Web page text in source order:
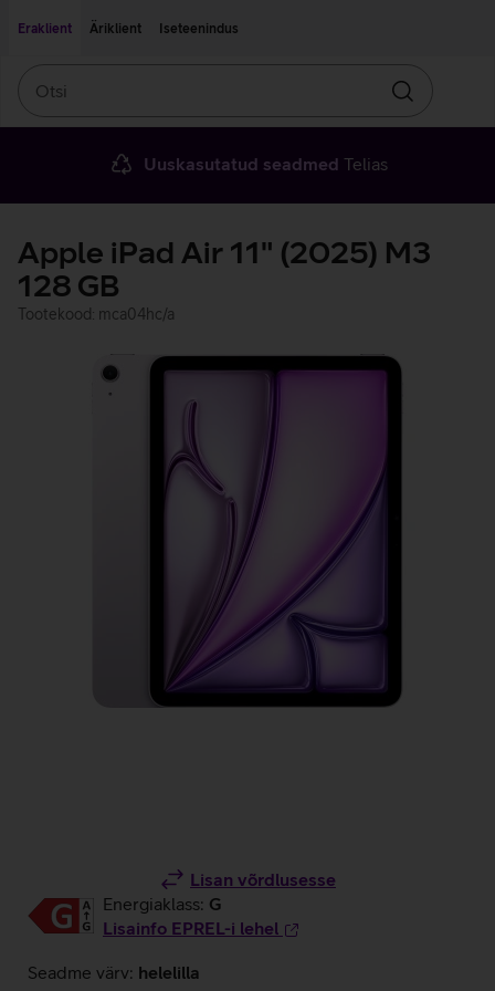
Eraklient
Äriklient Iseteenindus
Otsin
Uuskasutatud seadmed Telias
Apple iPad Air 11" (2025) M3
128 GB
Tootekood: mca04hc/a
Lisan võrdlusesse
Energiaklass: G
Lisainfo EPREL-i lehel
Seadme värv: helelilla